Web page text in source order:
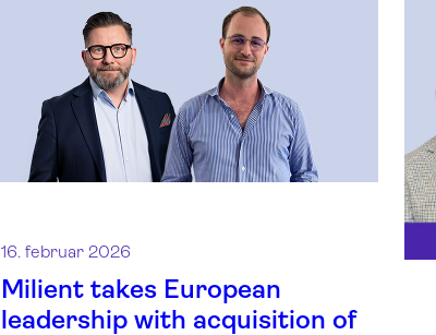
16. februar 2026
Milient takes European
leadership with acquisition of